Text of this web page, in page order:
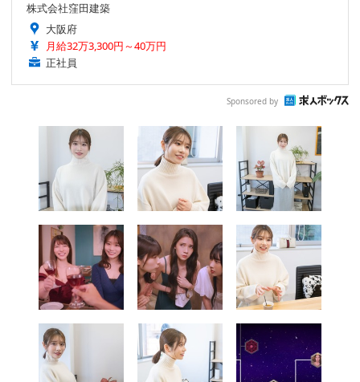
株式会社窪田建築
大阪府
月給32万3,300円～40万円
正社員
Sponsored by